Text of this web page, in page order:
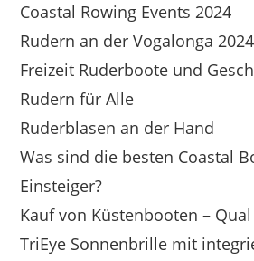
Coastal Rowing Events 2024
Rudern an der Vogalonga 2024
Freizeit Ruderboote und
Rudern für Alle
Ruderblasen an der Hand
Was sind die besten Coastal
Einsteiger?
Kauf von Küstenbooten –
TriEye Sonnenbrille mit